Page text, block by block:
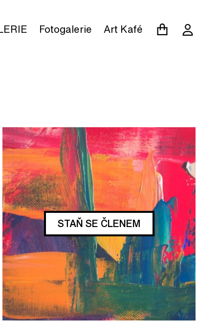
Fotogalerie Art Kafé
STAŇ SE ČLENEM